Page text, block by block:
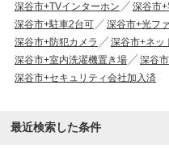
深谷市+TVインターホン
深谷市
深谷市+駐車2台可
深谷市+光フ
深谷市+防犯カメラ
深谷市+ネッ
深谷市+室内洗濯機置き場
深谷
深谷市+セキュリティ会社加入済
最近検索した条件